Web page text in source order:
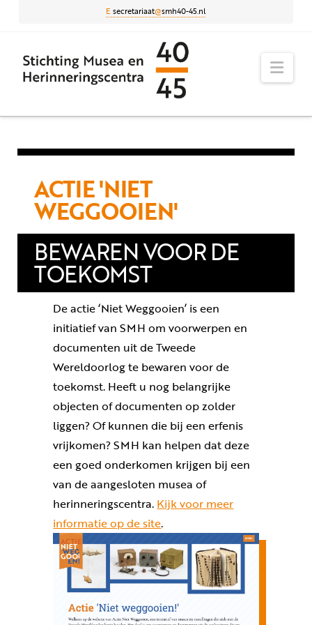
Esecretariaat@smh40-45.nl
ACTIE 'NIET
WEGGOOIEN'
BEWAREN VOOR DE
TOEKOMST
De actie ‘Niet Weggooien’ is een
initiatief van SMH om voorwerpen en
documenten uit de Tweede
Wereldoorlog te bewaren voor de
toekomst. Heeft u nog belangrijke
objecten of documenten op zolder
liggen? Of kunnen die bij een erfenis
vrijkomen? SMH kan helpen dat deze
een goed onderkomen krijgen bij een
van de aangesloten musea of
herinneringscentra. Kijk voor meer
informatie op de site.